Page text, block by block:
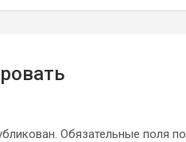
Обязательные поля